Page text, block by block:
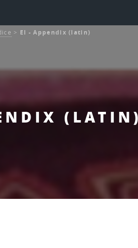
(LATIN)
> EI - Appendix (latin)